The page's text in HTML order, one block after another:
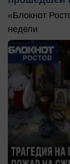
«Блокнот
недели